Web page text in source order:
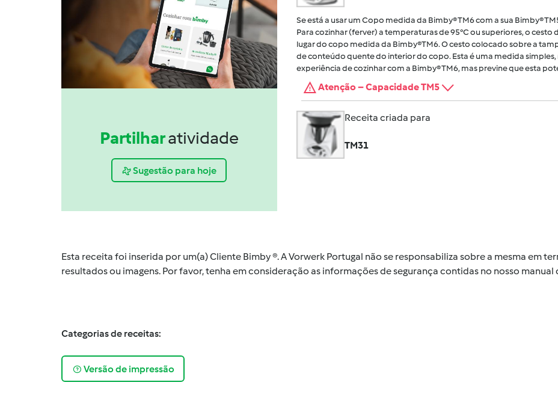
Partilharatividade
Sugestão para hoje
Se está a usar um Copo medida da Bimby® TM6 com a sua Bimby®
Para cozinhar (ferver) a temperaturas de 95°C ou superiores, o
lugar do copo medida da Bimby®TM6. O cesto colocado sobre a
de conteúdo quente do interior do copo. Esta é uma medida
experiência de cozinhar com a Bimby® TM6, mas previne que esta
Atenção – Capacidade TM5
Receita criada para
TM31
Esta receita foi inserida por um(a) Cliente Bimby ®. A Vorwerk Portugal não se responsabiliza sobre a mesma em
resultados ou imagens. Por favor, tenha em consideração as informações de segurança contidas no nosso manual
Categorias de receitas:
Versão de impressão